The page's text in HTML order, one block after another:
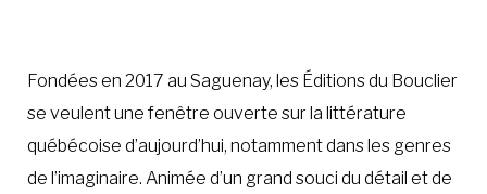
Fondées en 2017 au Saguenay, les Éditions du Bouclier
se veulent une fenêtre ouverte sur la littérature
québécoise d’aujourd’hui, notamment dans les genres
de l’imaginaire. Animée d’un grand souci du détail et de